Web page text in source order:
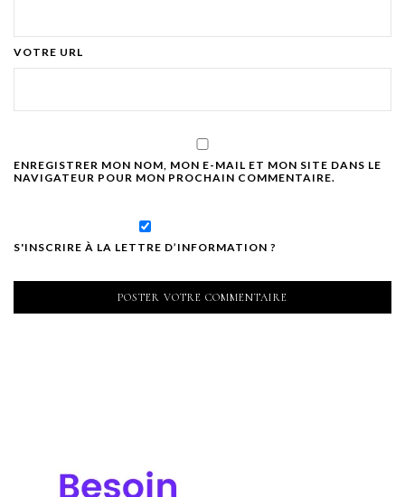
VOTRE URL
ENREGISTRER MON NOM, MON E-MAIL ET MON SITE DANS LE
NAVIGATEUR POUR MON PROCHAIN COMMENTAIRE.
S'INSCRIRE À LA LETTRE D’INFORMATION ?